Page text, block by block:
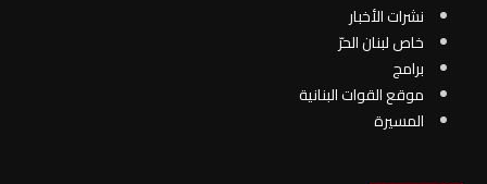
نشرات الأخبار
خاص لبنان الحرّ
برامج
موقع القوات البنانية
المسيرة